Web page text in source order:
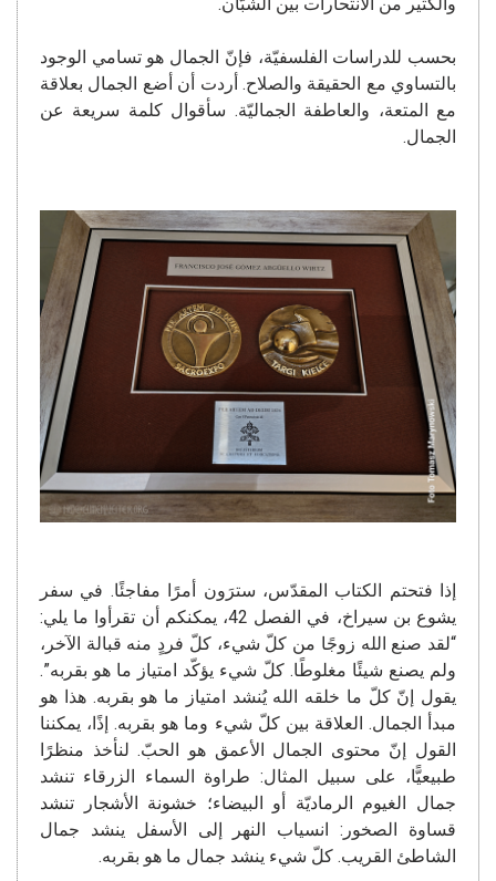
بحسب للدراسات الفلسفيّة، فإنّ الجمال هو تسامي الوجود
بالتساوي مع الحقيقة والصلاح. أردت أن أضع الجمال بعلاقة
مع المتعة، والعاطفة الجماليّة. سأقوال كلمة سريعة عن
الجمال.
إذا فتحتم الكتاب المقدّس، سترَون أمرًا مفاجئًا. في سفر
يشوع بن سيراخ، في الفصل 42، يمكنكم أن تقرأوا ما يلي:
“لقد صنع الله زوجًا من كلّ شيء، كلّ فردٍ منه قبالة الآخر،
ولم يصنع شيئًا مغلوطًا. كلّ شيء يؤكّد امتياز ما هو بقربه”.
يقول إنّ كلّ ما خلقه الله يُنشد امتياز ما هو بقربه. هذا هو
مبدأ الجمال. العلاقة بين كلّ شيء وما هو بقربه. إذًا، يمكننا
القول إنّ محتوى الجمال الأعمق هو الحبّ. لنأخذ منظرًا
طبيعيًّا، على سبيل المثال: طراوة السماء الزرقاء تنشد
جمال الغيوم الرماديّة أو البيضاء؛ خشونة الأشجار تنشد
قساوة الصخور: انسياب النهر إلى الأسفل ينشد جمال
الشاطئ القريب. كلّ شيء ينشد جمال ما هو بقربه.